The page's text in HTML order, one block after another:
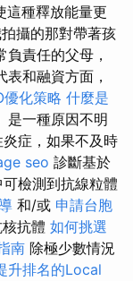
種釋放能量更
攝的那對帶著孩
責任的父母，
和融資方面，
優化策略 什麼是
是一種原因不明
症，如果不及時
seo 診斷基於
檢測到抗線粒體
和/或 申請台胞
抗體 如何挑選
南 除極少數情況
升排名的Local